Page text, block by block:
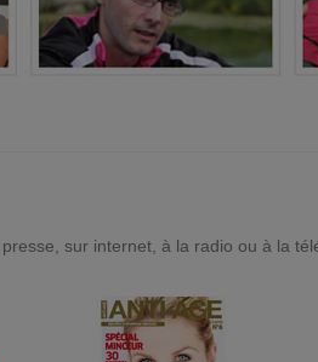
sur internet, à la radio ou à la